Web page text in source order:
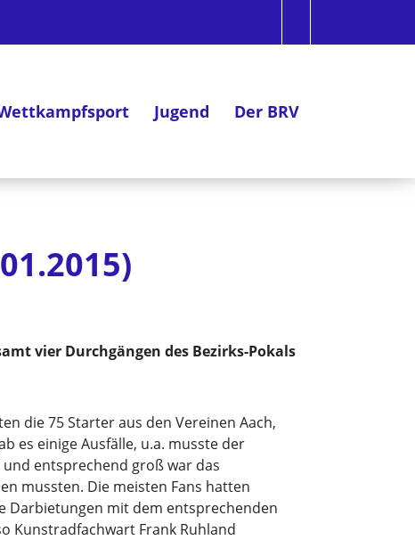
Jugend Der BRV
vier Durchgängen des Bezirks-Pokals
die 75 Starter aus den Vereinen Aach,
es einige Ausfälle, u.a. musste der
entsprechend groß war das
mussten. Die meisten Fans hatten
Darbietungen mit dem entsprechenden
Kunstradfachwart Frank Ruhland